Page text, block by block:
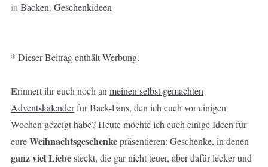
in Backen, Geschenkideen
* Dieser Beitrag enthält Werbung.
Erinnert ihr euch noch an meinen selbst gemachten
Adventskalenderfür Back-Fans, den ich euch vor einigen
Wochen gezeigt habe? Heute möchte ich euch einige Ideen für
eureWeihnachtsgeschenkepräsentieren: Geschenke, in denen
ganz viel Liebesteckt, die gar nicht teuer, aber dafür lecker und